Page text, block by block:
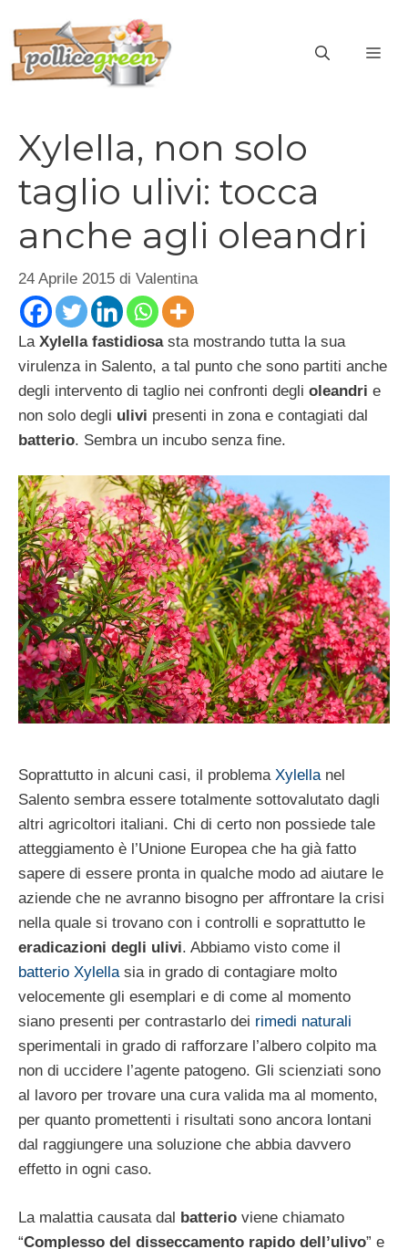
contenuto
Xylella, non solo
taglio ulivi: tocca
anche agli oleandri
24 Aprile 2015 di Valentina
La Xylella fastidiosasta mostrando tutta la sua
virulenza in Salento, a tal punto che sono partiti anche
degli intervento di taglio nei confronti degli oleandri e
non solo degli ulivi presenti in zona e contagiati dal
batterio. Sembra un incubo senza fine.
Soprattutto in alcuni casi, il problemaXylellanel
Salento sembra essere totalmente sottovalutato dagli
altri agricoltori italiani. Chi di certo non possiede tale
atteggiamento è l’Unione Europea che ha già fatto
sapere di essere pronta in qualche modo ad aiutare le
aziende che ne avranno bisogno per affrontare la crisi
nella quale si trovano con i controlli e soprattutto le
eradicazioni degli ulivi. Abbiamo visto come il
batterio Xylellasia in grado di contagiare molto
velocemente gli esemplari e di come al momento
siano presenti per contrastarlo dei rimedi naturali
sperimentali in grado di rafforzare l’albero colpito ma
non di uccidere l’agente patogeno. Gli scienziati sono
al lavoro per trovare una cura valida ma al momento,
per quanto promettenti i risultati sono ancora lontani
dal raggiungere una soluzione che abbia davvero
effetto in ogni caso.
La malattia causata dal batterio viene chiamato
“Complesso del disseccamento rapido dell’ulivo” e